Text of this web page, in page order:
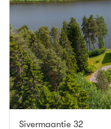
Sivermaantie 32